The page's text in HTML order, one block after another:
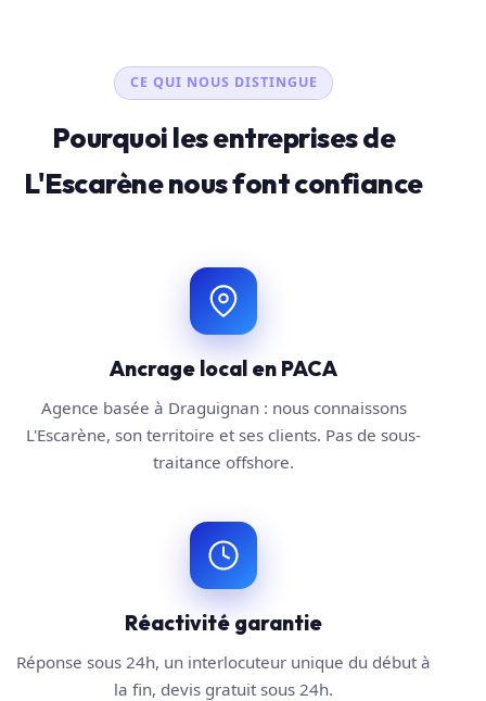
CE QUI NOUS DISTINGUE
Pourquoi les entreprises de
L'Escarène nous font confiance
Ancrage local en PACA
Agence basée à Draguignan : nous connaissons
L'Escarène, son territoire et ses clients. Pas de sous-
traitance offshore.
Réactivité garantie
Réponse sous 24h, un interlocuteur unique du début à
la fin, devis gratuit sous 24h.